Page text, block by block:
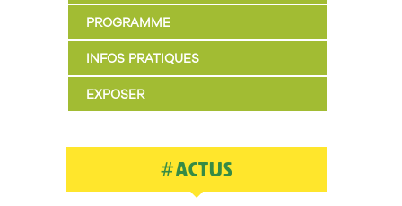
PROGRAMME
INFOS PRATIQUES
EXPOSER
#ACTUS